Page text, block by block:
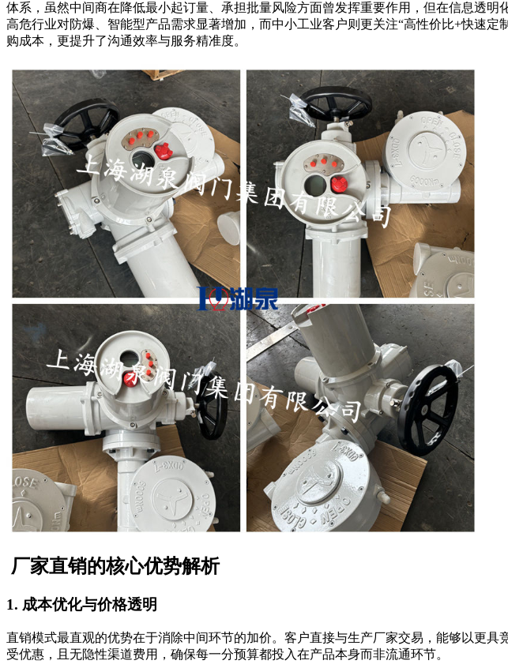
体系，虽然中间商在降低最小起订量、承担批量风险方面曾发挥重要作用，但在信息透
高危行业对防爆、智能型产品需求显著增加，而中小工业客户则更关注“高性价比+快速
购成本，更提升了沟通效率与服务精准度。
厂家直销的核心优势解析
1. 成本优化与价格透明
直销模式最直观的优势在于消除中间环节的加价。客户直接与生产厂家交易，能够以更
受优惠，且无隐性渠道费用，确保每一分预算都投入在产品本身而非流通环节。